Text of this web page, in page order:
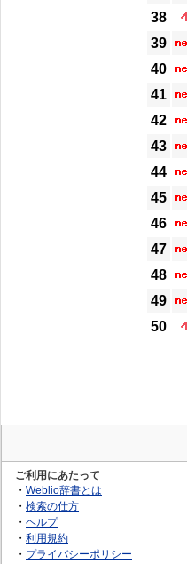
38
39
40
41
42
43
44
45
46
47
48
49
50
ご利用にあたって
・ Weblio辞書とは
・ 検索の仕方
・ ヘルプ
・ 利用規約
・ プライバシーポリシー